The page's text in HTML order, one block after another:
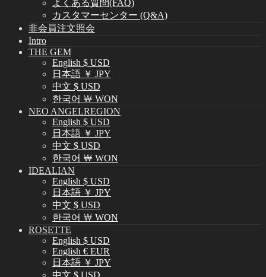
よくある質問(FAQ)
カスタマーセンター (Q&A)
非会員注文照会
Intro
THE GEM
English $ USD
日本語 ￥ JPY
中文 $ USD
한국어 ￦ WON
NEO ANGELREGION
English $ USD
日本語 ￥ JPY
中文 $ USD
한국어 ￦ WON
IDEALIAN
English $ USD
日本語 ￥ JPY
中文 $ USD
한국어 ￦ WON
ROSETTE
English $ USD
English € EUR
日本語 ￥ JPY
中文 $ USD